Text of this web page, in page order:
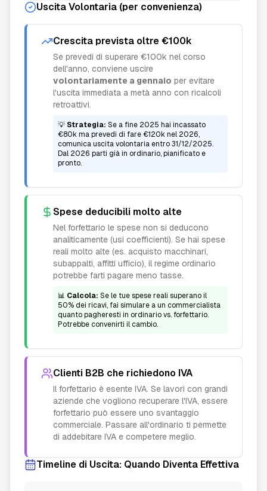
Uscita Volontaria (per convenienza)
Crescita prevista oltre €100k
Se prevedi di superare €100k nel corso
dell'anno, conviene uscire
volontariamente a gennaio per evitare
l'uscita immediata a metà anno con ricalcoli
retroattivi.
💡 Strategia: Se a fine 2025 hai incassato
€80k ma prevedi di fare €120k nel 2026,
comunica uscita volontaria entro 31/12/2025.
Dal 2026 parti già in ordinario, pianificato e
pronto.
Spese deducibili molto alte
Nel forfettario le spese non si deducono
analiticamente (usi coefficienti). Se hai spese
reali molto alte (es. acquisto macchinari,
subappalti, affitti ufficio), il regime ordinario
potrebbe farti pagare meno tasse.
📊 Calcola: Se le tue spese reali superano il
50% dei ricavi, fai simulare a un commercialista
quanto pagheresti in ordinario vs. forfettario.
Potrebbe convenirti il cambio.
Clienti B2B che richiedono IVA
Il forfettario è esente IVA. Se lavori con grandi
aziende che vogliono recuperare l'IVA, essere
forfettario può essere uno svantaggio
commerciale. Passare all'ordinario ti permette
di addebitare IVA e competere meglio.
Timeline di Uscita: Quando Diventa Effettiva